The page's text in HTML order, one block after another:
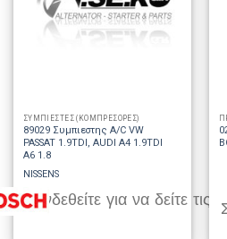
ΣΥΜΠΙΕΣΤΕΣ (ΚΟΜΠΡΕΣΟΡΕΣ)
89029 Συμπιεστης A/C VW
PASSAT 1.9TDI, AUDI A4 1.9TDI
A6 1.8
NISSENS
Συνδεθείτε για να δείτε τις